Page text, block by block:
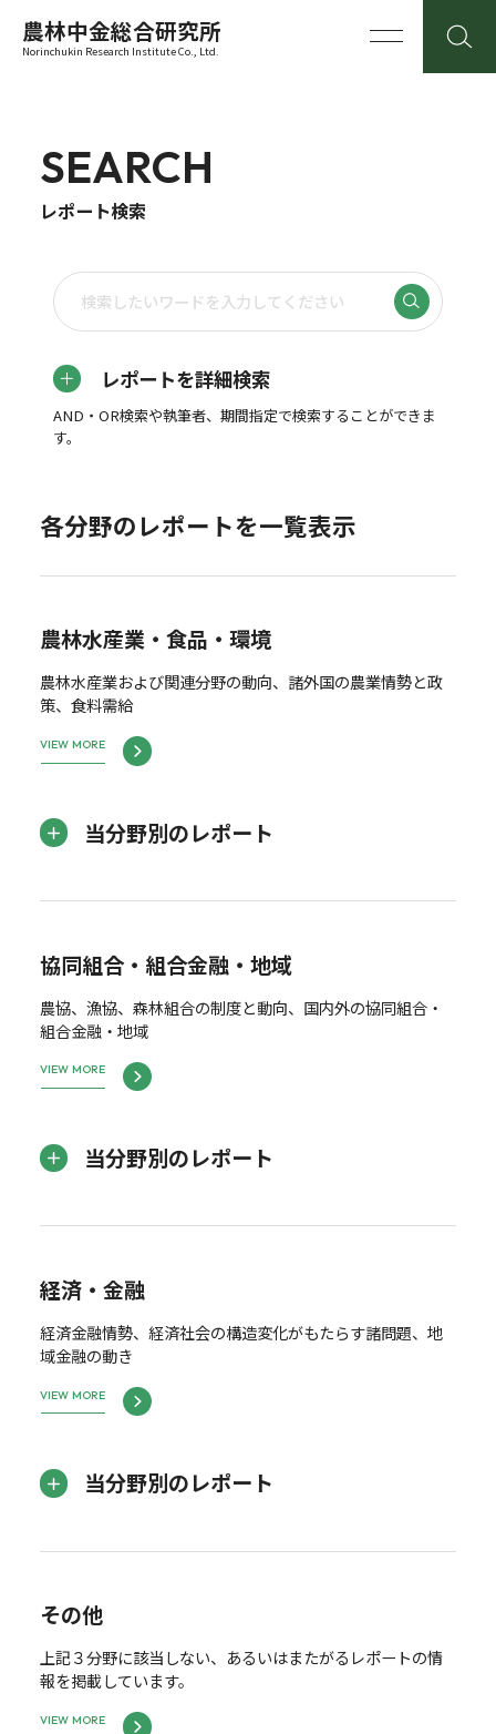
農林中金総合研究所
Norinchukin Research Institute Co., Ltd.
SEARCH
レポート検索
レポートを詳細検索
AND・OR検索や執筆者、期間指定で検索することができま
す。
各分野のレポートを一覧表示
農林水産業・食品・環境
農林水産業および関連分野の動向、諸外国の農業情勢と政
策、食料需給
VIEW MORE
当分野別のレポート
協同組合・組合金融・地域
農協、漁協、森林組合の制度と動向、国内外の協同組合・
組合金融・地域
VIEW MORE
当分野別のレポート
経済・金融
経済金融情勢、経済社会の構造変化がもたらす諸問題、地
域金融の動き
VIEW MORE
当分野別のレポート
その他
上記３分野に該当しない、あるいはまたがるレポートの情
報を掲載しています。
VIEW MORE